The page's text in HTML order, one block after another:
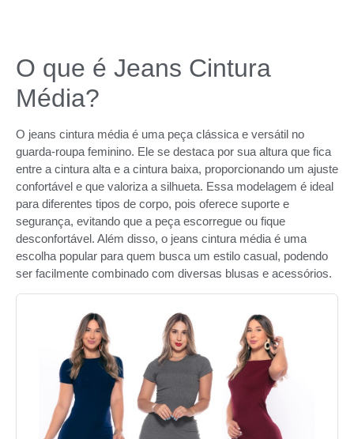
O que é Jeans Cintura
Média?
O jeans cintura média é uma peça clássica e versátil no
guarda-roupa feminino. Ele se destaca por sua altura que fica
entre a cintura alta e a cintura baixa, proporcionando um ajuste
confortável e que valoriza a silhueta. Essa modelagem é ideal
para diferentes tipos de corpo, pois oferece suporte e
segurança, evitando que a peça escorregue ou fique
desconfortável. Além disso, o jeans cintura média é uma
escolha popular para quem busca um estilo casual, podendo
ser facilmente combinado com diversas blusas e acessórios.